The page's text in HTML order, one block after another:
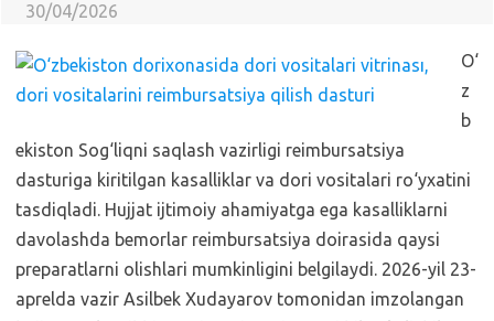
30/04/2026
O‘
z
b
ekiston Sog‘liqni saqlash vazirligi reimbursatsiya
dasturiga kiritilgan kasalliklar va dori vositalari ro‘yxatini
tasdiqladi. Hujjat ijtimoiy ahamiyatga ega kasalliklarni
davolashda bemorlar reimbursatsiya doirasida qaysi
preparatlarni olishlari mumkinligini belgilaydi. 2026-yil 23-
aprelda vazir Asilbek Xudayarov tomonidan imzolangan